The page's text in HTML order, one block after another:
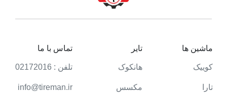
ماشین ها
کوییک
تارا
تایر
هانکوک
مکسس
تماس با ما
تلفن : 02172016
info@tireman.ir